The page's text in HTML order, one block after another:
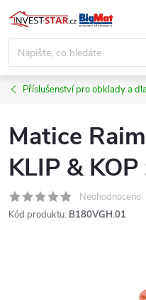
Přejít
na
obsah
Příslušenství pro obklady a
Matice
KLIP &
Neohodnoceno
Kód produktu: B180VGH.01